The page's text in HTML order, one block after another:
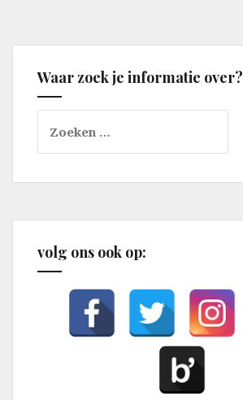
Waar zoek je informatie over?
naar:
volg ons ook op: